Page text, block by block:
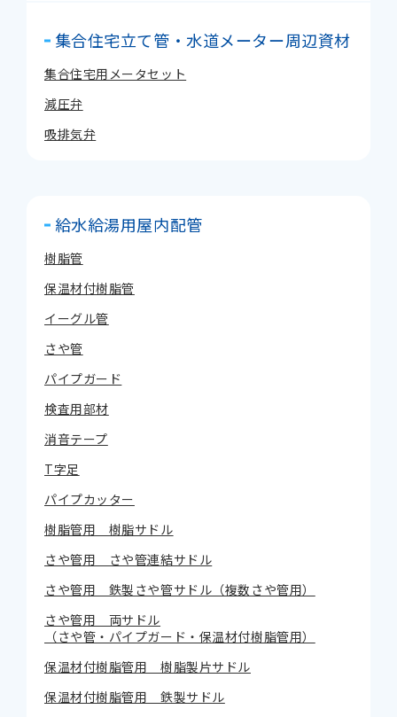
集合住宅立て管・水道メーター周辺資材
集合住宅用メータセット
減圧弁
吸排気弁
給水給湯用屋内配管
樹脂管
保温材付樹脂管
イーグル管
さや管
パイプガード
検査用部材
消音テープ
T字足
パイプカッター
樹脂管用 樹脂サドル
さや管用 さや管連結サドル
さや管用 鉄製さや管サドル（複数さや管用）
さや管用 両サドル
（さや管・パイプガード・保温材付樹脂管用）
保温材付樹脂管用 樹脂製片サドル
保温材付樹脂管用 鉄製サドル